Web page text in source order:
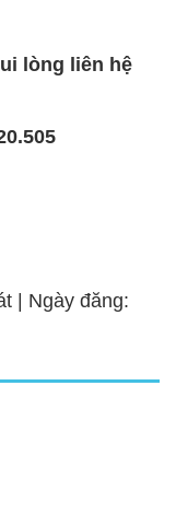
lòng liên hệ
| Ngày đăng: